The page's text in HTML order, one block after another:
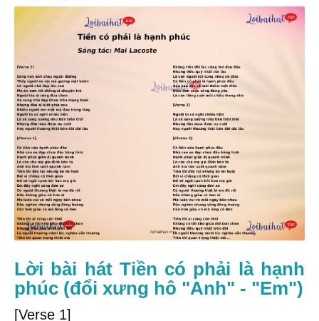
Lời bài hát Tiền có phải là hạnh
phúc (đổi xưng hô "Anh" - "Em")
[Verse 1]